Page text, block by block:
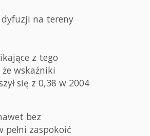
na tereny
z tego
wskaźniki
się z 0,38 w 2004
bez
zaspokoić